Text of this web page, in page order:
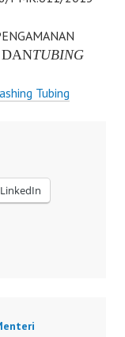
DANTUBING
Tubing
LinkedIn